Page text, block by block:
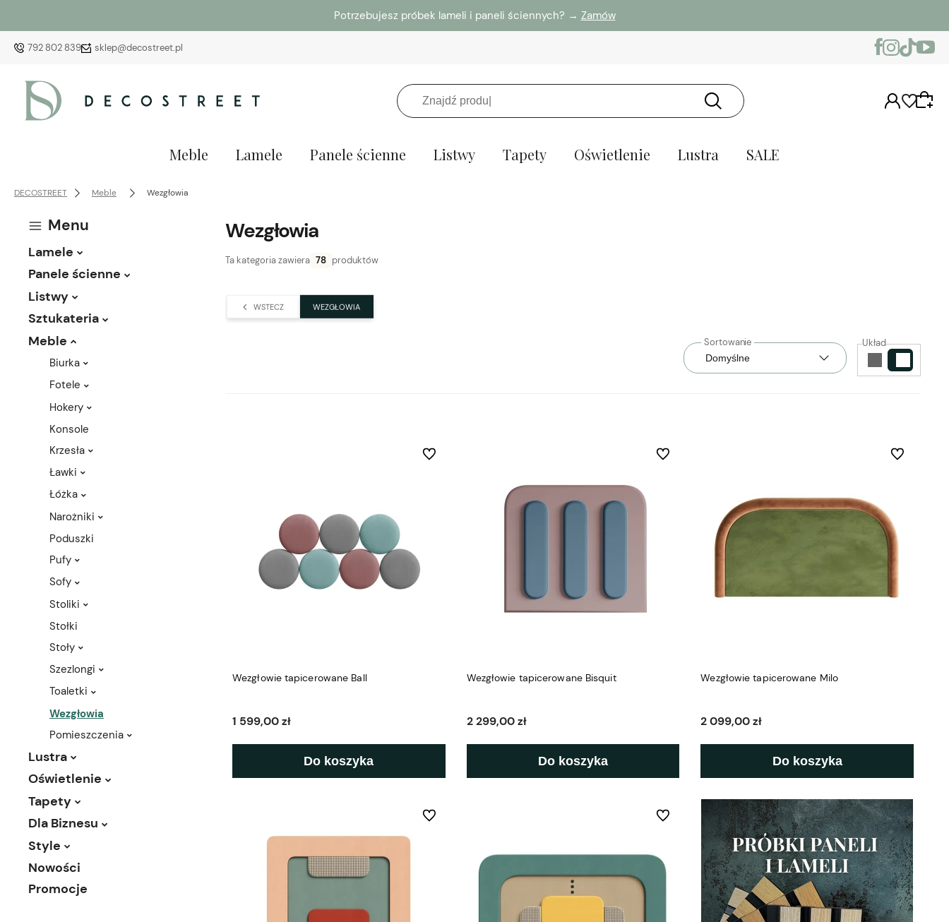
Potrzebujesz próbek lameli i paneli ściennych? → Zamów
792 802 839 sklep@decostreet.pl
Meble Lamele Panele ścienne Listwy Tapety Oświetlenie Lustra SALE
DECOSTREET Meble Wezgłowia
Menu
Lamele
Panele ścienne
Listwy
Sztukateria
Meble
Biurka
Fotele
Hokery
Konsole
Krzesła
Ławki
Łóżka
Narożniki
Poduszki
Pufy
Sofy
Stoliki
Stołki
Stoły
Szezlongi
Toaletki
Wezgłowia
Pomieszczenia
Lustra
Oświetlenie
Tapety
Dla Biznesu
Style
Nowości
Promocje
Wezgłowia
Ta kategoria zawiera 78 produktów
WSTECZ WEZGŁOWIA
Układ
Wezgłowie tapicerowane Ball
1 599,00 zł
Do koszyka
Do ulubionych
Wezgłowie tapicerowane Bisquit
2 299,00 zł
Do koszyka
Do ulubionych
Wezgłowie tapicerowane Milo
2 099,00 zł
Do koszyka
Do ulubionych
Do ulubionych Do ulubionych